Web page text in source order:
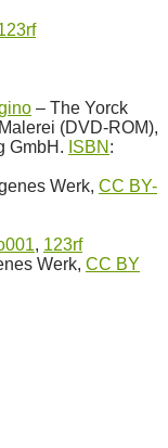
– The Yorck
(DVD-ROM),
GmbH. ISBN :
Werk, CC BY-
, 123rf
Werk, CC BY